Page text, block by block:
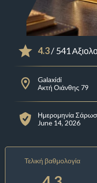
4.3/ 541
Galaxidi
Ακτή Οιάνθης 79
Ημερομηνία
June 14, 2026
Τελική βαθμολογία